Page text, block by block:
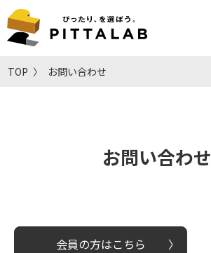
TOP お問い合わせ
お問い合わせ
会員の方はこちら